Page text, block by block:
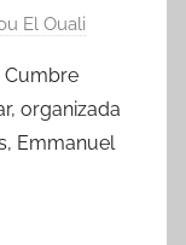
El Ouali
Cumbre
organizada
Emmanuel